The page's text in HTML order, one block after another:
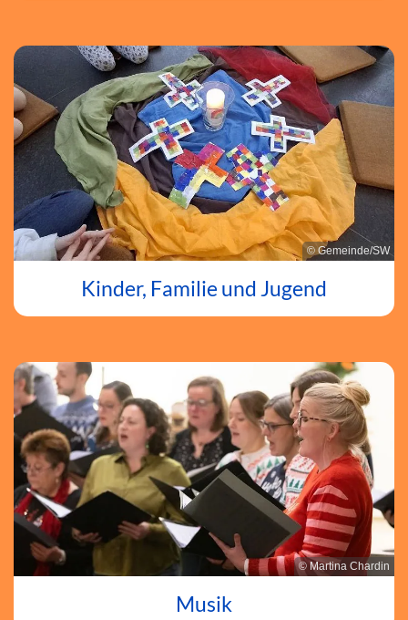
© Gemeinde/SW
Kinder, Familie und Jugend
© Martina Chardin
Musik